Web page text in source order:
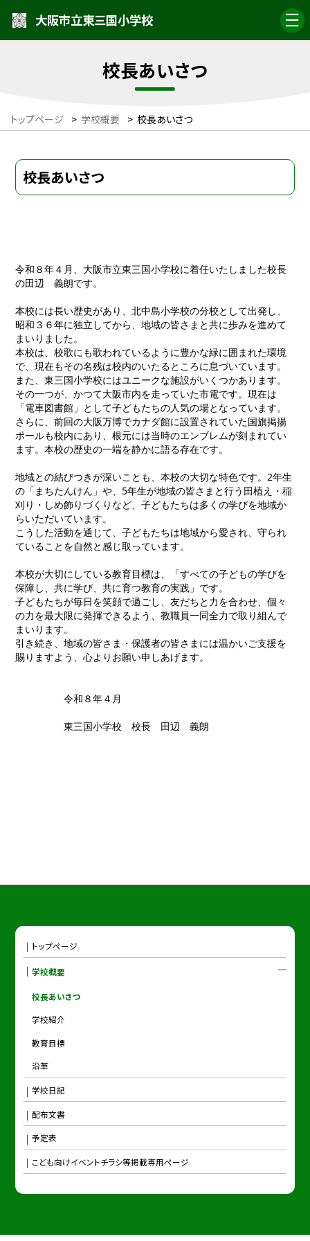
大阪市立東三国小学校
校長あいさつ
トップページ > 学校概要 > 校長あいさつ
校長あいさつ
令和８年４月、大阪市立東三国小学校に着任いたしました校長
の田辺 義朗です。
本校には長い歴史があり、北中島小学校の分校として出発し、
昭和３６年に独立してから、地域の皆さまと共に歩みを進めて
まいりました。
本校は、校歌にも歌われているように豊かな緑に囲まれた環境
で、現在もその名残は校内のいたるところに息づいています。
また、東三国小学校にはユニークな施設がいくつかあります。
その一つが、かつて大阪市内を走っていた市電です。現在は
「電車図書館」として子どもたちの人気の場となっています。
さらに、前回の大阪万博でカナダ館に設置されていた国旗掲揚
ポールも校内にあり、根元には当時のエンブレムが刻まれてい
ます。本校の歴史の一端を静かに語る存在です。
地域との結びつきが深いことも、本校の大切な特色です。2年生
の「まちたんけん」や、5年生が地域の皆さまと行う田植え・稲
刈り・しめ飾りづくりなど、子どもたちは多くの学びを地域か
らいただいています。
こうした活動を通じて、子どもたちは地域から愛され、守られ
ていることを自然と感じ取っています。
本校が大切にしている教育目標は、「すべての子どもの学びを
保障し、共に学び、共に育つ教育の実践」です。
子どもたちが毎日を笑顔で過ごし、友だちと力を合わせ、個々
の力を最大限に発揮できるよう、教職員一同全力で取り組んで
まいります。
引き続き、地域の皆さま・保護者の皆さまには温かいご支援を
賜りますよう、心よりお願い申しあげます。
令和８年４月
東三国小学校 校長 田辺 義朗
トップページ
学校概要
校長あいさつ
学校紹介
教育目標
沿革
学校日記
配布文書
予定表
こども向けイベントチラシ等掲載専用ページ